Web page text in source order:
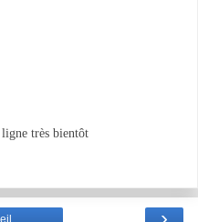
très bientôt